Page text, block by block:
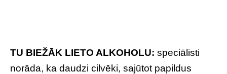
TU BIEŽĀK LIETO ALKOHOLU: speciālisti
norāda, ka daudzi cilvēki, sajūtot papildus